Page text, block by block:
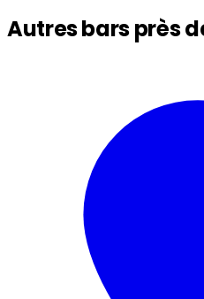
Autres bars près